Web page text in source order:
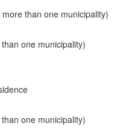
than one municipality)
one municipality)
one municipality)